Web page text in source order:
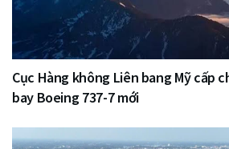
Cục Hàng không Liên bang Mỹ cấp
bay Boeing 737-7 mới